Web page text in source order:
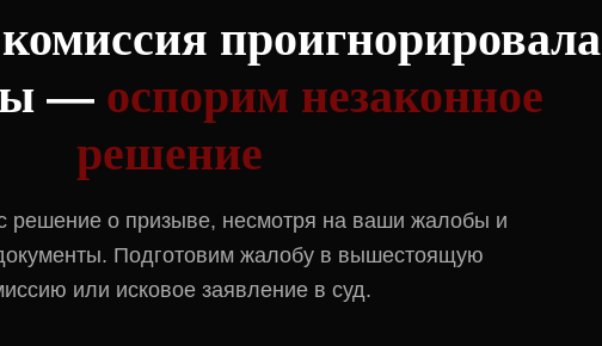
проигнорировала
—оспорим незаконное
решение
решение о призыве, несмотря на ваши жалобы и
Подготовим жалобу в вышестоящую
или исковое заявление в суд.